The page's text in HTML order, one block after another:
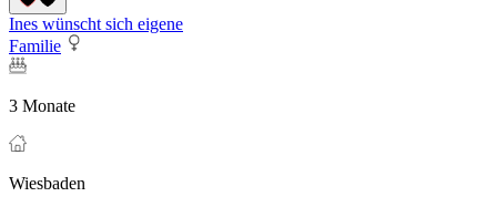
Ines wünscht sich eigene
Familie
3 Monate
Wiesbaden